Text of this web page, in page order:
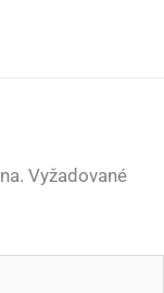
Vyžadované